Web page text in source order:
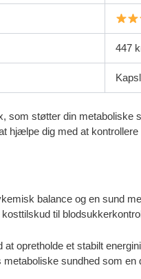
447
som støtter din
hjælpe dig med at
balance og en sund
til
opretholde et stabilt
sundhed som en